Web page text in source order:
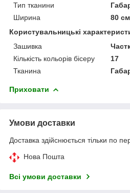
Тип тканини
Ширина
80 см
Користувальницькі
Зашивка
Кількість кольорів бісеру
17
Тканина
Приховати
Умови доставки
Доставка здійснюється тільки по
Нова Пошта
Всі умови доставки